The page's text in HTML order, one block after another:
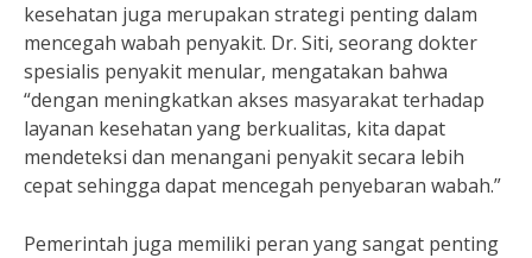
kesehatan juga merupakan strategi penting dalam
mencegah wabah penyakit. Dr. Siti, seorang dokter
spesialis penyakit menular, mengatakan bahwa
“dengan meningkatkan akses masyarakat terhadap
layanan kesehatan yang berkualitas, kita dapat
mendeteksi dan menangani penyakit secara lebih
cepat sehingga dapat mencegah penyebaran wabah.”
Pemerintah juga memiliki peran yang sangat penting